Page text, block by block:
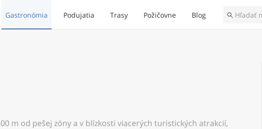
Gastronómia Podujatia Trasy Požičovne Blog
m od pešej zóny a v blízkosti viacerých turistických atrakcií,